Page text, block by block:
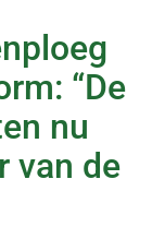
“De
nu
van de